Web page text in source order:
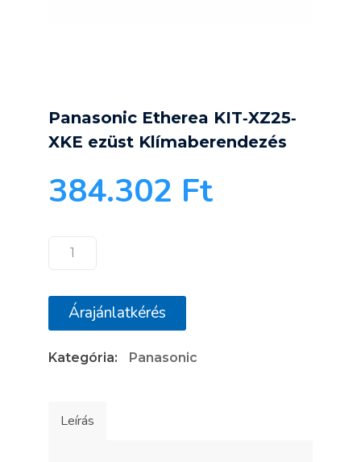
Panasonic Etherea KIT‐XZ25‐
XKE ezüst Klímaberendezés
384.302 Ft
Panasonic
KIT‐
XZ25‐
ezüst
Árajánlatkérés
Kategória: Panasonic
Leírás